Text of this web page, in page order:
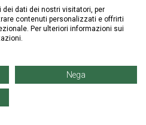
NEWSLETTER
dati dei nostri visitatori, per
contenuti personalizzati e offrirti
Per ulteriori informazioni sui
Nega